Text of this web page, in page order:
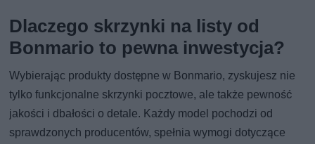
Dlaczego skrzynki na listy od
Bonmario to pewna inwestycja?
Wybierając produkty dostępne w Bonmario, zyskujesz nie
tylko funkcjonalne skrzynki pocztowe, ale także pewność
jakości i dbałości o detale. Każdy model pochodzi od
sprawdzonych producentów, spełnia wymogi dotyczące